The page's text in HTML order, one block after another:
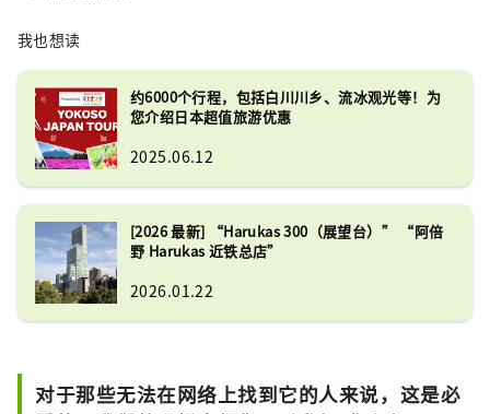
我也想读
约6000个行程，包括白川川乡、流冰观光等！为
您介绍日本超值旅游优惠
2025.06.12
[2026 最新] “Harukas 300（展望台）” “阿倍
野 Harukas 近铁总店”
2026.01.22
对于那些无法在网络上找到它的人来说，这是必